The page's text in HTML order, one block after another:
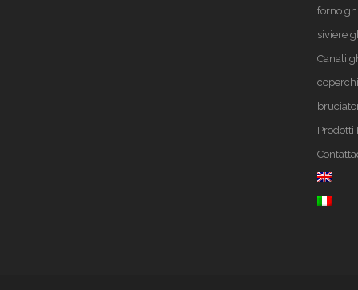
forno
siviere
Canali
Prodotti